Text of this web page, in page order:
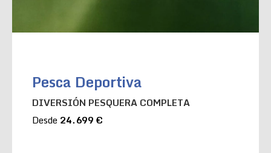
Pesca Deportiva
DIVERSIÓN PESQUERA COMPLETA
Desde 24.699 €